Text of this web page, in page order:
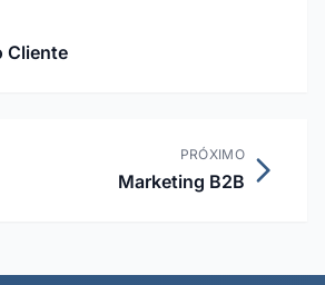
Cliente
PRÓXIMO
Marketing B2B